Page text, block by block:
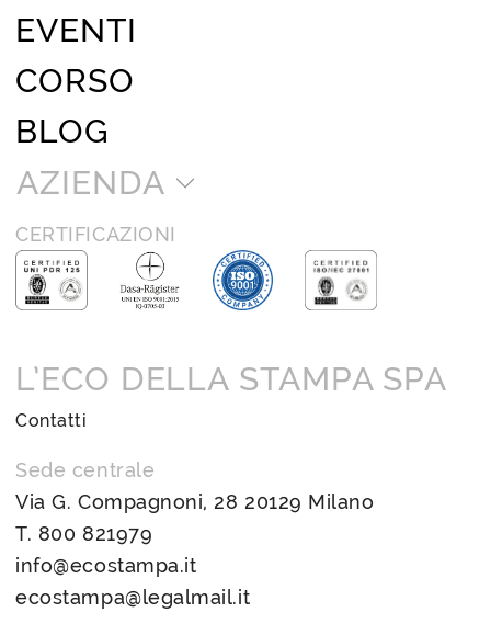
EVENTI
CORSO
BLOG
AZIENDA
CERTIFICAZIONI
L’ECO DELLA STAMPA SPA
Contatti
Sede centrale
Via G. Compagnoni, 28 20129 Milano
T. 800 821979
info@ecostampa.it
ecostampa@legalmail.it